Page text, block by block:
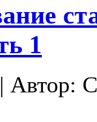
1
Автор: